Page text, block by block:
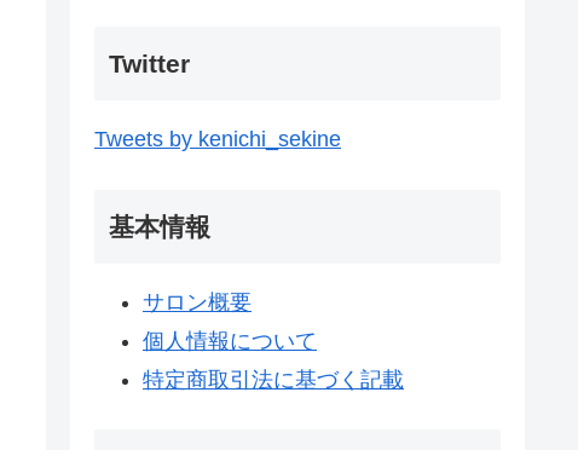
Twitter
Tweets by kenichi_sekine
基本情報
サロン概要
個人情報について
特定商取引法に基づく記載